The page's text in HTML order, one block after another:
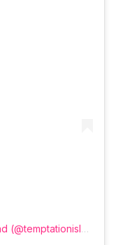
Un post condiviso da Temptation Island (@temptationislandita)